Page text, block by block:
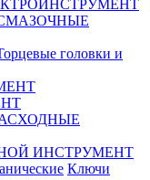
головки и
ИНСТРУМЕНТ
Ключи